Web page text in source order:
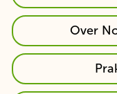
dit
ook
leuk:
je
vind
dit
Over